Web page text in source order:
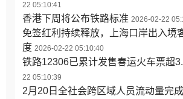
22 05:10:41
香港下周将公布铁路标准 2026-02-22
免签红利持续释放，上海口岸出入境
度 2026-02-22 05:10:40
铁路12306已累计发售春运火车票超
22 05:10:39
2月20日全社会跨区域人员流动量完